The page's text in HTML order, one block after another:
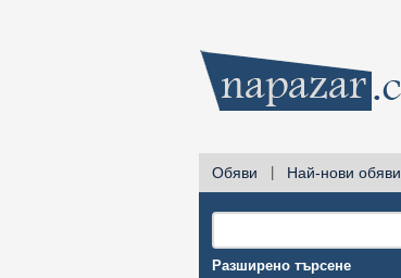
Обяви Най-нови обяви
Разширено търсене